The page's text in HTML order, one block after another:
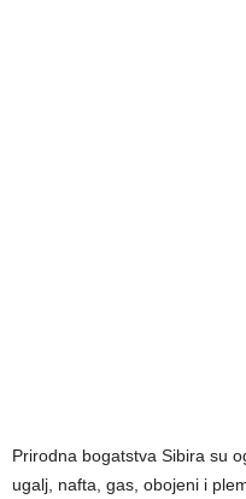
Prirodna bogatstva Sibira su
ugalj, nafta, gas, obojeni i